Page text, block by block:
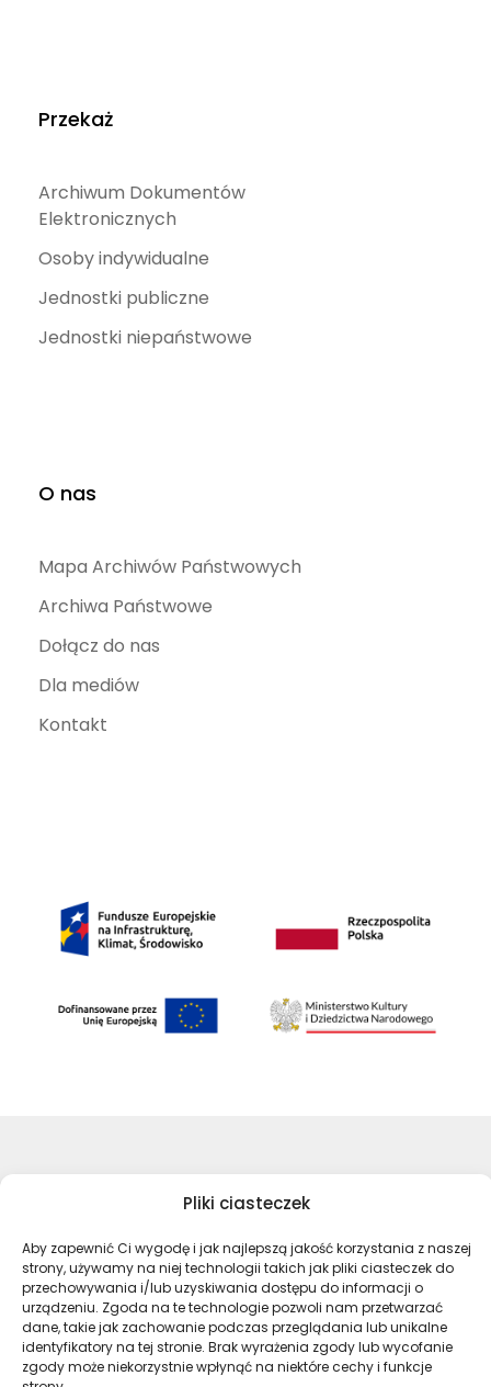
Pliki ciasteczek
Aby zapewnić Ci wygodę i jak najlepszą jakość korzystania z naszej
strony, używamy na niej technologii takich jak pliki ciasteczek do
przechowywania i/lub uzyskiwania dostępu do informacji o
urządzeniu. Zgoda na te technologie pozwoli nam przetwarzać
dane, takie jak zachowanie podczas przeglądania lub unikalne
identyfikatory na tej stronie. Brak wyrażenia zgody lub wycofanie
zgody może niekorzystnie wpłynąć na niektóre cechy i funkcje
Przekaż
Archiwum Dokumentów
Elektronicznych
Osoby indywidualne
Jednostki publiczne
Jednostki niepaństwowe
O nas
Mapa Archiwów Państwowych
Archiwa Państwowe
Dołącz do nas
Dla mediów
Kontakt
Wykonanie:nFinity.pl
Deklaracja dostępności
Polityka prywatności
Mapa strony